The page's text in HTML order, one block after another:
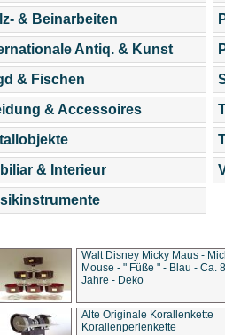
& Beinarbeiten
Antiq. & Kunst
& Fischen
& Accessoires
& Interieur
Walt Disney Micky Maus -
Mouse - " Füße " - Blau - Ca.
Jahre - Deko
Alte Originale Korallenkette
Korallenperlenkette